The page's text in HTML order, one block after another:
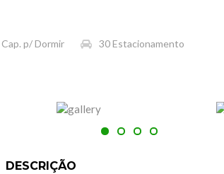
Cap. p/ Dormir 30Estacionamento
DESCRIÇÃO